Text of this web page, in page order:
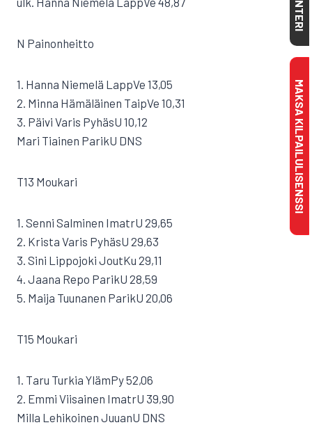
N Painonheitto
1. Hanna Niemelä LappVe 13,05
2. Minna Hämäläinen TaipVe 10,31
3. Päivi Varis PyhäsU 10,12
Mari Tiainen ParikU DNS
T13 Moukari
1. Senni Salminen ImatrU 29,65
2. Krista Varis PyhäsU 29,63
3. Sini Lippojoki JoutKu 29,11
4. Jaana Repo ParikU 28,59
5. Maija Tuunanen ParikU 20,06
T15 Moukari
1. Taru Turkia YlämPy 52,06
2. Emmi Viisainen ImatrU 39,90
Milla Lehikoinen JuuanU DNS
MAKSA KILPAILULISENSSI